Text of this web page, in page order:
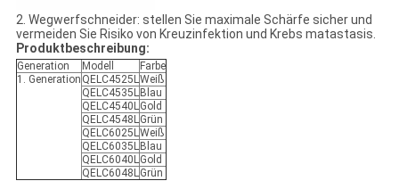
2. Wegwerfschneider: stellen Sie maximale Schärfe sicher und
vermeiden Sie Risiko von Kreuzinfektion und Krebs matastasis.
Produktbeschreibung:
Generation Modell
Farbe
1. Generation QELC4525LWeiß
QELC4535L Blau
QELC4540LGold
QELC4548LGrün
QELC6025LWeiß
QELC6035L Blau
QELC6040LGold
QELC6048LGrün